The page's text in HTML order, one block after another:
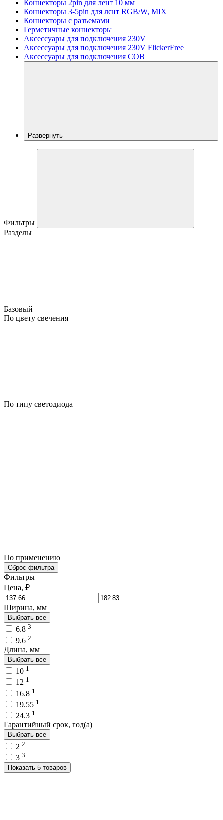
Коннекторы 2pin для лент 10 мм
Коннекторы 3-5pin для лент RGB/W, MIX
Коннекторы с разъемами
Герметичные коннекторы
Аксессуары для подключения 230V
Аксессуары для подключения 230V FlickerFree
Аксессуары для подключения COB
Развернуть
Фильтры
Разделы
Базовый
По цвету свечения
По типу светодиода
По применению
Сброс фильтра
Фильтры
Цена, ₽
Ширина, мм
Выбрать все
6.8 3
9.6 2
Длина, мм
Выбрать все
10 1
12 1
16.8 1
19.55 1
24.3 1
Гарантийный срок, год(а)
Выбрать все
2 2
3 3
Показать 5 товаров